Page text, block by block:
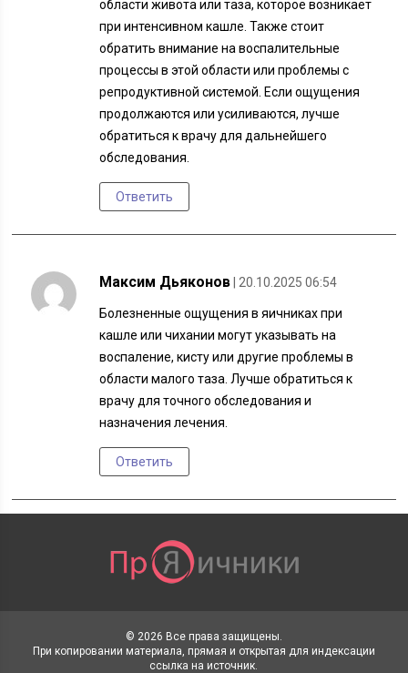
области живота или таза, которое возникает
при интенсивном кашле. Также стоит
обратить внимание на воспалительные
процессы в этой области или проблемы с
репродуктивной системой. Если ощущения
продолжаются или усиливаются, лучше
обратиться к врачу для дальнейшего
обследования.
Ответить
Максим Дьяконов | 20.10.2025 06:54
Болезненные ощущения в яичниках при
кашле или чихании могут указывать на
воспаление, кисту или другие проблемы в
области малого таза. Лучше обратиться к
врачу для точного обследования и
назначения лечения.
Ответить
© 2026 Все права защищены.
При копировании материала, прямая и открытая для индексации
ссылка на источник.